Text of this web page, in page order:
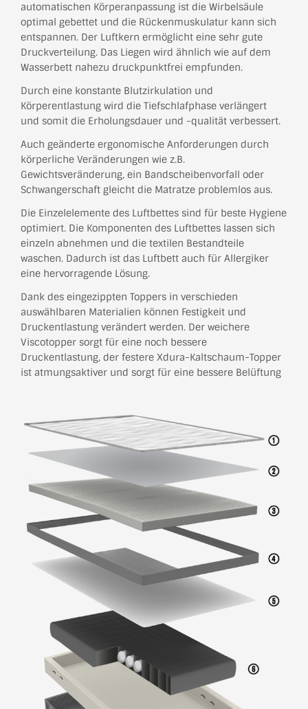
automatischen Körperanpassung ist die Wirbelsäule
optimal gebettet und die Rückenmuskulatur kann sich
entspannen. Der Luftkern ermöglicht eine sehr gute
Druckverteilung. Das Liegen wird ähnlich wie auf dem
Wasserbett nahezu druckpunktfrei empfunden.
Durch eine konstante Blutzirkulation und
Körperentlastung wird die Tiefschlafphase verlängert
und somit die Erholungsdauer und -qualität verbessert.
Auch geänderte ergonomische Anforderungen durch
körperliche Veränderungen wie z.B.
Gewichtsveränderung, ein Bandscheibenvorfall oder
Schwangerschaft gleicht die Matratze problemlos aus.
Die Einzelelemente des Luftbettes sind für beste Hygiene
optimiert. Die Komponenten des Luftbettes lassen sich
einzeln abnehmen und die textilen Bestandteile
waschen. Dadurch ist das Luftbett auch für Allergiker
eine hervorragende Lösung.
Dank des eingezippten Toppers in verschieden
auswählbaren Materialien können Festigkeit und
Druckentlastung verändert werden. Der weichere
Viscotopper sorgt für eine noch bessere
Druckentlastung, der festere Xdura-Kaltschaum-Topper
ist atmungsaktiver und sorgt für eine bessere Belüftung